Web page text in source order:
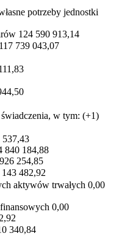
potrzeby jednostki
124 590 913,14
117 739 043,07
w tym: (+1)
537,43
840 184,88
254,85
143 482,92
aktywów trwałych 0,00
0,00
340,84